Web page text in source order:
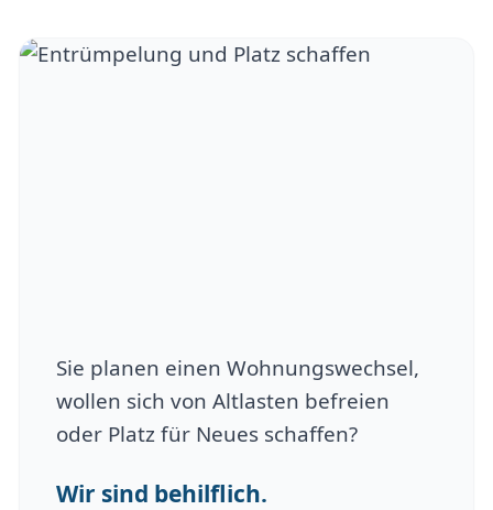
Sie planen einen Wohnungswechsel,
wollen sich von Altlasten befreien
oder Platz für Neues schaffen?
Wir sind behilflich.